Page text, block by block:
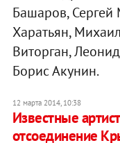
Башаров,
Харатьян,
Виторган,
Борис Акунин.
12 марта 2014, 10:38
​Известные
отсоединение